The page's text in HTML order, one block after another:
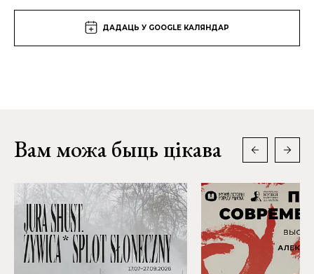
ДАДАЦЬ У GOOGLE КАЛЯНДАР
Вам можа быць цікава